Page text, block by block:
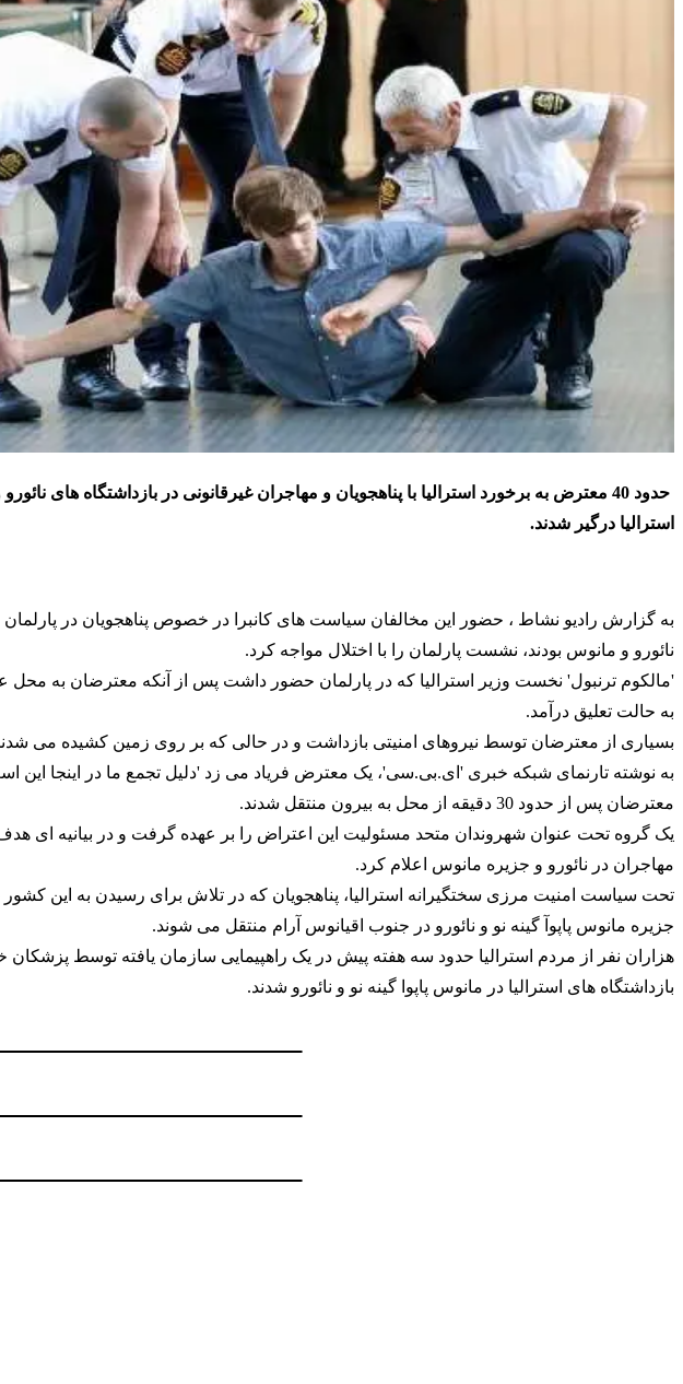
حدود 40 معترض به برخورد استرالیا با پناهجویان و مهاجران غیرقانونی در بازداشتگاه های
استرالیا درگیر شدند.
به گزارش رادیو نشاط ، حضور این مخالفان سیاست های کانبرا در خصوص پناهجویان در پارلمان
نائورو و مانوس بودند، نشست پارلمان را با اختلال مواجه کرد.
'مالکوم ترنبول' نخست وزیر
استرالیا که در پارلمان حضور داشت پس از آنکه معترضان به
به حالت تعلیق درآمد.
بسیاری از معترضان توسط نیروهای امنیتی بازداشت و در حالی که بر روی زمین کشیده می شدند
به نوشته تارنمای شبکه خبری 'ای.بی.سی'، یک معترض فریاد می زد 'دلیل تجمع ما در اینجا
معترضان پس از حدود 30 دقیقه از محل به بیرون منتقل شدند.
یک گروه تحت عنوان شهروندان متحد مسئولیت این اعتراض را بر عهده گرفت و در بیانیه ای
مهاجران در نائورو و جزیره مانوس اعلام کرد.
تحت سیاست امنیت مرزی سختگیرانه استرالیا، پناهجویان که در تلاش برای رسیدن به این کشور
جزیره مانوس پاپوآ گینه نو و نائورو در جنوب اقیانوس آرام منتقل می شوند.
هزاران نفر از مردم استرالیا حدود سه هفته پیش در یک راهپیمایی سازمان یافته توسط پزشکان
بازداشتگاه های استرالیا در مانوس پاپوا گینه نو و نائورو شدند.